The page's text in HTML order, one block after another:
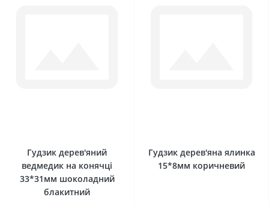
Гудзик дерев'яний
ведмедик на конячці
33*31мм шоколадний
блакитний
Гудзик дерев'яна ялинка
15*8мм коричневий